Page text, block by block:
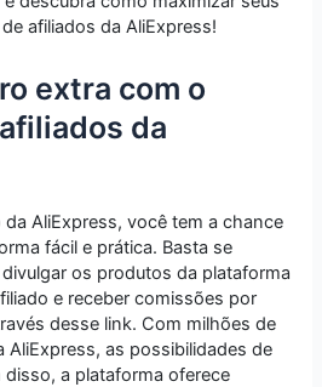
afiliados da AliExpress!
extra com o
da
AliExpress, você tem a chance
fácil e prática. Basta se
os produtos da plataforma
e receber comissões por
desse link. Com milhões de
as possibilidades de
a plataforma oferece